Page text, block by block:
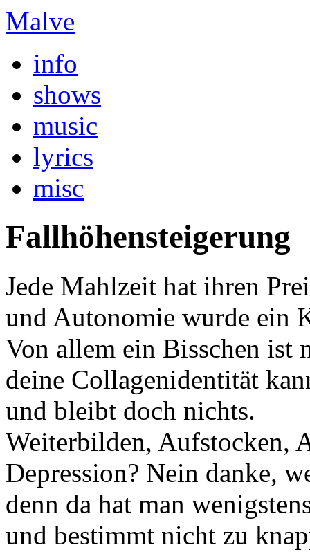
Malve
info
shows
music
lyrics
misc
Fallhöhensteigerung
Jede Mahlzeit hat ihren
und Autonomie wurde ein
Von allem ein Bisschen ist
deine Collagenidentität
und bleibt doch nichts.
Weiterbilden, Aufstocken,
Depression? Nein danke,
denn da hat man
und bestimmt nicht zu